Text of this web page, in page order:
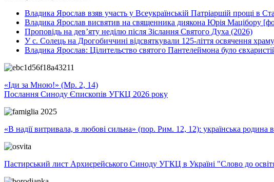
Владика Ярослав взяв участь у Всеукраїнській Патріаршій прощі в
Владика Ярослав висвятив на священника диякона Юрія Мацібору
Проповідь на дев’яту неділю після Зіслання Святого Духа (2026)
У с. Солець на Дрогобиччині відсвяткували 125-ліття освячення
Владика Ярослав: Цілительство святого Пантелеймона було
«Іди за Мною!» (Мр. 2, 14)
Послання Синоду Єпископів УГКЦ 2026 року
«В надії витривала, в любові сильна» (пор. Рим. 12, 12): українська
Пастирський лист Архиєрейського Синоду УГКЦ в Україні "Слово до